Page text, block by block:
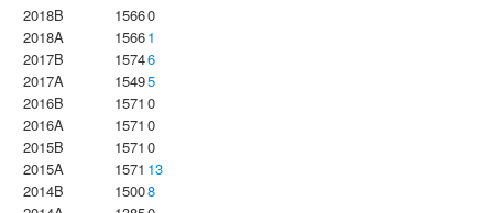
2018B
15660
2018A
15661
2017B
15746
2017A
15495
2016B
1571 0
2016A
1571 0
2015B
1571 0
2015A
1571 13
2014B
15008